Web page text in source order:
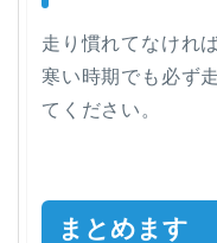
走り慣れてなけれ
寒い時期でも必ず
てください。
まとめます